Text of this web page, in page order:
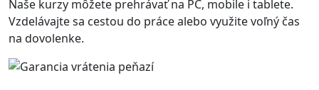
Naše kurzy môžete prehrávať na PC, mobile i tablete.
Vzdelávajte sa cestou do práce alebo využite voľný čas
na dovolenke.